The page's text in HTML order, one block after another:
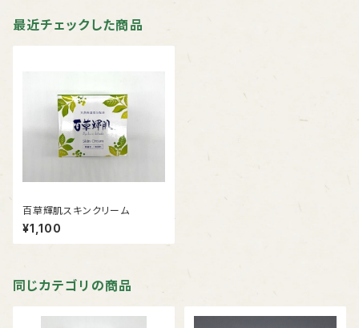
最近チェックした商品
百草輝肌スキンクリーム
¥1,100
同じカテゴリの商品